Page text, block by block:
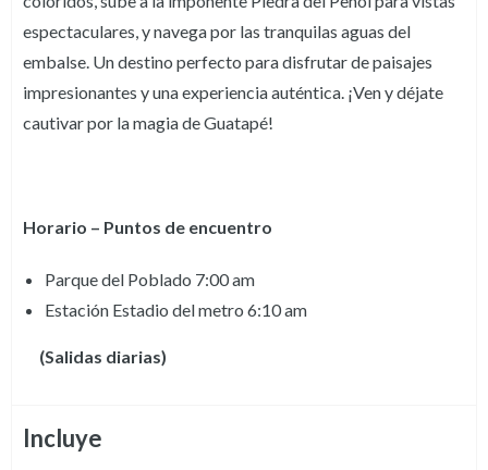
espectaculares, y navega por las tranquilas aguas del
embalse. Un destino perfecto para disfrutar de paisajes
impresionantes y una experiencia auténtica. ¡Ven y déjate
cautivar por la magia de Guatapé!
Horario – Puntos de encuentro
Parque del Poblado 7:00 am
Estación Estadio del metro 6:10 am
(Salidas diarias)
Incluye